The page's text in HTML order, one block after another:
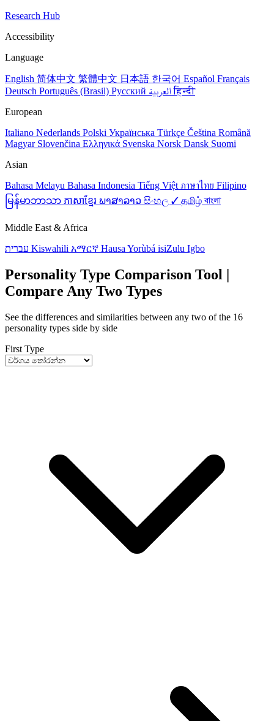
Research Hub
Accessibility
Language
English 简体中文 繁體中文 日本語 한국어 Español Français
Deutsch Português (Brasil) Русский العربيةहिन्दी
European
Italiano Nederlands Polski Українська Türkçe Čeština Română
Magyar Slovenčina Ελληνικά Svenska Norsk Dansk Suomi
Asian
Bahasa Melayu Bahasa Indonesia Tiếng Việt ภาษาไทย Filipino
မြန်မာဘာသာ ភាសាខ្មែរ ພາສາລາວ සිංහල ✓ தமிழ்বাংলা
Middle East & Africa
Kiswahili አማርኛ Hausa Yorùbá isiZulu Igbo
Personality Type Comparison Tool |
Compare Any Two Types
See the differences and similarities between any two of the 16
personality types side by side
First Type